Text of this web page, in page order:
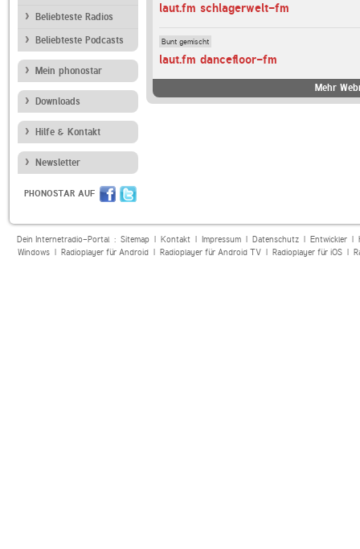
Beliebteste Radios
Beliebteste Podcasts
Mein phonostar
Downloads
Hilfe & Kontakt
Newsletter
PHONOSTAR AUF
laut.fm schlagerwelt-fm
Bunt gemischt
laut.fm dancefloor-fm
Mehr
Dein Internetradio-Portal : Sitemap| Kontakt| Impressum| Datenschutz| Entwickler|
Windows| Radioplayer für Android| Radioplayer für Android TV| Radioplayer für iOS|